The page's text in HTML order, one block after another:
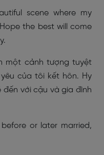
scene where my
the best will come
một cảnh tượng tuyệt
của tôi kết hôn. Hy
với cậu và gia đình
or later married,